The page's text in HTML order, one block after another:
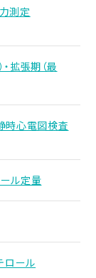
測定
拡張期（最
心電図検査
ル定量
ロール